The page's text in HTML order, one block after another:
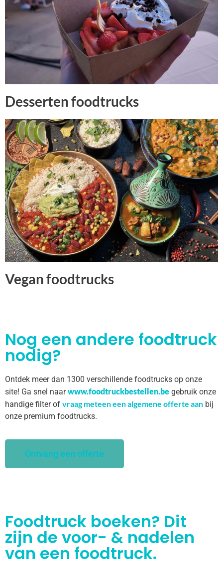
Desserten foodtrucks
Vegan foodtrucks
Nog een andere foodtruck
nodig?
Ontdek meer dan 1300 verschillende foodtrucks op onze
site! Ga snel naarwww.foodtruckbestellen.be gebruik onze
handige filter of vraag meteen een algemene offerte aan bij
onze premium foodtrucks.
Ontvang een offerte
Foodtruck boeken? Dit
zijn de voor- & nadelen
van een foodtruck.